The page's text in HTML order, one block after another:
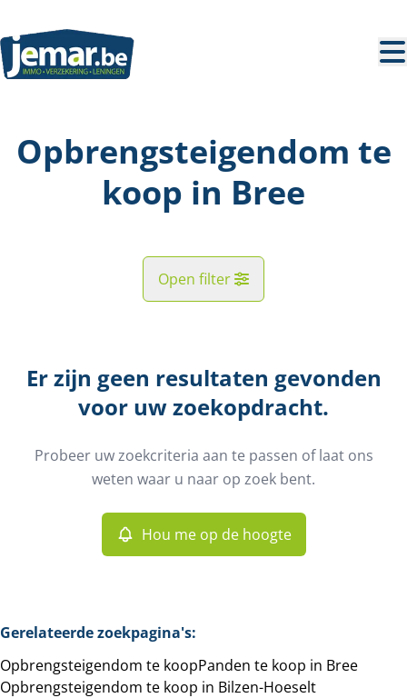
Opbrengsteigendom te
koop in Bree
Open filter
Bree (3960) Remove
Opbrengsteigendom Remove
Min. budget
Kaartweergave
Hou me op de hoogte
Er zijn geen resultaten gevonden
voor uw zoekopdracht.
Probeer uw zoekcriteria aan te passen of laat ons
weten waar u naar op zoek bent.
Hou me op de hoogte
Gerelateerde zoekpagina's:
Opbrengsteigendom te koopPanden te koop in Bree
Opbrengsteigendom te koop in Bilzen-Hoeselt